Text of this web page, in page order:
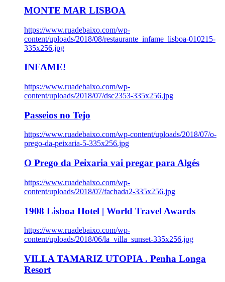
MONTE MAR LISBOA
https://www.ruadebaixo.com/wp-
content/uploads/2018/08/restaurante_infame_lisboa-010215-
335x256.jpg
INFAME!
https://www.ruadebaixo.com/wp-
content/uploads/2018/07/dsc2353-335x256.jpg
Passeios no Tejo
https://www.ruadebaixo.com/wp-content/uploads/2018/07/o-
prego-da-peixaria-5-335x256.jpg
O Prego da Peixaria vai pregar para Algés
https://www.ruadebaixo.com/wp-
content/uploads/2018/07/fachada2-335x256.jpg
1908 Lisboa Hotel | World Travel Awards
https://www.ruadebaixo.com/wp-
content/uploads/2018/06/la_villa_sunset-335x256.jpg
VILLA TAMARIZ UTOPIA . Penha Longa
Resort